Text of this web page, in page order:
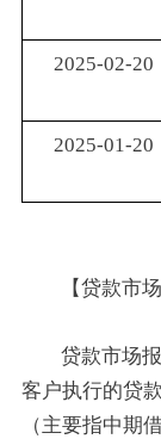
2025-02-20
2025-01-20
【贷款市
贷款市场
客户执行的贷
（主要指中期